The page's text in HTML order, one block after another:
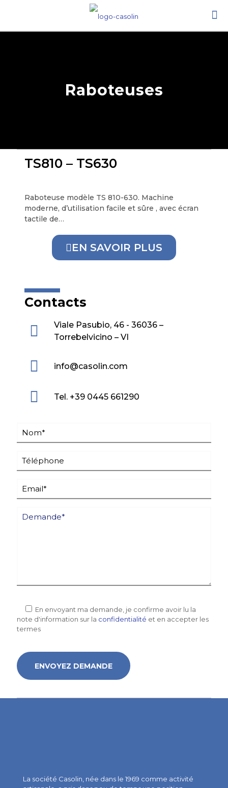
Raboteuses
TS810 – TS630
Raboteuse modèle TS 810-630. Machine
moderne, d’utilisation facile et sûre , avec écran
tactile de…
EN SAVOIR PLUS
Contacts
Viale Pasubio, 46 - 36036 –
Torrebelvicino – VI
info@casolin.com
Tel. +39 0445 661290
En envoyant ma demande, je confirme avoir lu la
note d'information sur la confidentialité et en accepter les
termes
La société Casolin, née dans le 1969 comme activité